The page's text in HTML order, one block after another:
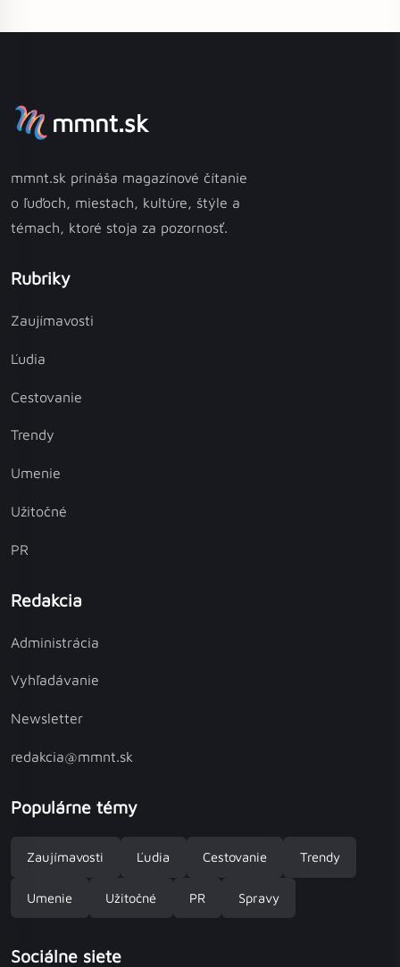
mmnt.sk
mmnt.sk prináša magazínové čítanie
o ľuďoch, miestach, kultúre, štýle a
témach, ktoré stoja za pozornosť.
Rubriky
Zaujímavosti
Ľudia
Cestovanie
Trendy
Umenie
Užitočné
PR
Redakcia
Administrácia
Vyhľadávanie
Newsletter
redakcia@mmnt.sk
Populárne témy
Zaujímavosti Ľudia Cestovanie Trendy
Umenie Užitočné PR Spravy
Sociálne siete